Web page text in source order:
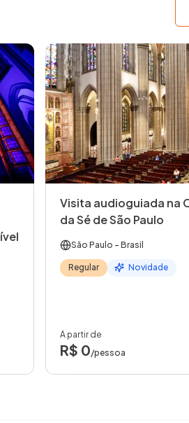
Visita audioguiada na
da Sé de São Paulo
São Paulo - Brasil
Regular Novidade
A partir de
R$ 0/pessoa